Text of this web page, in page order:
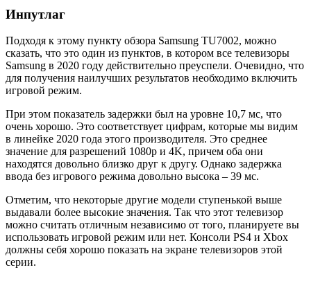
Инпутлаг
Подходя к этому пункту обзора Samsung TU7002, можно
сказать, что это один из пунктов, в котором все телевизоры
Samsung в 2020 году действительно преуспели. Очевидно, что
для получения наилучших результатов необходимо включить
игровой режим.
При этом показатель задержки был на уровне 10,7 мс, что
очень хорошо. Это соответствует цифрам, которые мы видим
в линейке 2020 года этого производителя. Это среднее
значение для разрешений 1080p и 4K, причем оба они
находятся довольно близко друг к другу. Однако задержка
ввода без игрового режима довольно высока – 39 мс.
Отметим, что некоторые другие модели ступенькой выше
выдавали более высокие значения. Так что этот телевизор
можно считать отличным независимо от того, планируете вы
использовать игровой режим или нет. Консоли PS4 и Xbox
должны себя хорошо показать на экране телевизоров этой
серии.